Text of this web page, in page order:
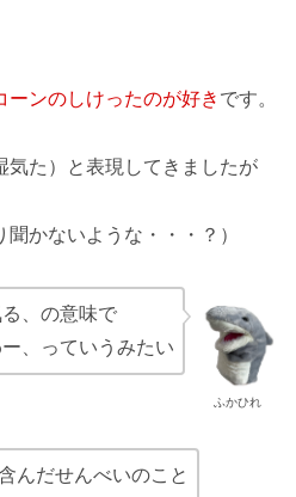
ーンのしけったのが好き です。
気た）と表現してきましたが
かないような・・・？）
ふかひれ
、の意味で
、っていうみたい
んだせんべいのこと